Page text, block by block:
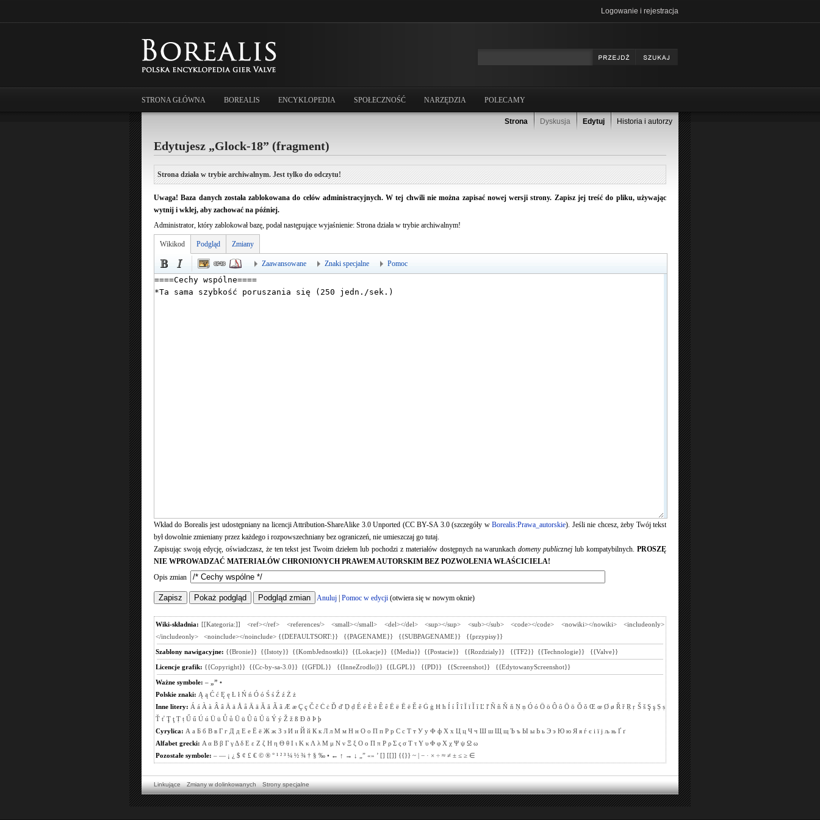
Logowanie i rejestracja
STRONA GŁÓWNA BOREALIS ENCYKLOPEDIA SPOŁECZNOŚĆ NARZĘDZIA POLECAMY
Strona Dyskusja Edytuj Historia i autorzy
Edytujesz „Glock-18” (fragment)
Strona działa w trybie archiwalnym. Jest tylko do odczytu!
Uwaga! Baza danych została zablokowana do celów administracyjnych. W tej chwili nie można zapisać nowej wersji strony. Zapisz jej treść do pliku, używając
wytnij i wklej, aby zachować na później.
Administrator, który zablokował bazę, podał następujące wyjaśnienie: Strona działa w trybie archiwalnym!
Wikikod Podgląd Zmiany
Zaawansowane Znaki specjalne Pomoc
Wkład do Borealis jest udostępniany na licencji Attribution-ShareAlike 3.0 Unported (CC BY-SA 3.0 (szczegóły wBorealis:Prawa_autorskie). Jeśli nie chcesz, żeby Twój tekst
był dowolnie zmieniany przez każdego i rozpowszechniany bez ograniczeń, nie umieszczaj go tutaj.
Zapisując swoją edycję, oświadczasz, że ten tekst jest Twoim dziełem lub pochodzi z materiałów dostępnych na warunkachdomeny publicznej lub kompatybilnych.PROSZĘ
NIE WPROWADZAĆ MATERIAŁÓW CHRONIONYCH PRAWEM AUTORSKIM BEZ POZWOLENIA WŁAŚCICIELA!
Opis zmian
Anuluj Pomoc w edycji (otwiera się w nowym oknie)
Wiki-składnia: [[Kategoria:]] <ref></ref> <references/> <small></small> <del></del> <sup></sup> <sub></sub> <code></code> <nowiki></nowiki>
<includeonly>
</includeonly>
<noinclude></noinclude> {{DEFAULTSORT:}} {{PAGENAME}} {{SUBPAGENAME}} {{przypisy}}
Szablony nawigacyjne: {{Bronie}} {{Istoty}} {{KombJednostki}} {{Lokacje}} {{Media}} {{Postacie}} {{Rozdzialy}} {{TF2}} {{Technologie}} {{Valve}}
Licencje grafik: {{Copyright}} {{Cc-by-sa-3.0}} {{GFDL}} {{InneZrodlo|}} {{LGPL}} {{PD}} {{Screenshot}} {{EdytowanyScreenshot}}
Ważne symbole: – „” •
Polskie znaki: Ą ą Ć ć Ę ę Ł ł Ń ń Ó ó Ś ś Ź ź Ż ż
Inne litery: Á á À à Â â Ä ä Å å Ā ā Ă ă Ã ã Æ æ Ç ç Č č Ċ ċ Ď ď Ḍ ḍ É é È è Ê ê Ë ë Ē ē Ě ě Ġ ġ Ħ ħ Í í Î î Ī ī Ĭ ĭ Ľ ľ Ñ ñ Ň ň Ṇ ṇ Ó ó Ö ö Ô ô Ō ō Ǒ ǒ Œ œ Ø ø Ř ř Ṛ ṛ Š š Ş ş Ṣ ṣ
Ť ť Ţ ţ Ṭ ṭ Ű ű Ú ú Ü ü Ů ů Ū ū Û û Ŭ ŭ Ý ý Ž ž ß Ð ð Þ þ
Cyrylica: А а Б б В в Г г Д д Е е Ё ё Ж ж З з И и Й й К к Л л М м Н н О о П п Р р С с Т т У у Ф ф Х х Ц ц Ч ч Ш ш Щ щ Ъ ъ Ы ы Ь ь Э э Ю ю Я я ѓ є і ї ј љ њ Ґ ґ
Alfabet grecki: Α α Β β Γ γΔ δ Ε ε Ζ ζ Η η Θ θ Ι ι Κ κΛ λ Μ μ Ν ν Ξ ξ Ο ο Π π Ρ ρ Σ ς σ Τ τ Υ υ Φ φ Χ χ Ψ ψ Ω ω
Pozostałe symbole: – — ¡ ¿ $ ¢ £ € © ® ° ¹ ² ³ ¼ ½ ¾ † § ‰ • ← ↑ → ↓ „” «» ’ [] [[]] {{}} ~ − · × ÷ ≈ ≠ ± ≤ ≥ ∈
Linkujące Zmiany w dolinkowanych Strony specjalne